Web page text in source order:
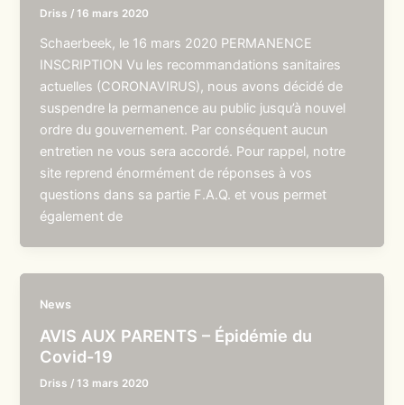
Driss /16 mars 2020
Schaerbeek, le 16 mars 2020 PERMANENCE
INSCRIPTION Vu les recommandations sanitaires
actuelles (CORONAVIRUS), nous avons décidé de
suspendre la permanence au public jusqu’à nouvel
ordre du gouvernement. Par conséquent aucun
entretien ne vous sera accordé. Pour rappel, notre
site reprend énormément de réponses à vos
questions dans sa partie F.A.Q. et vous permet
également de
News
AVIS AUX PARENTS – Épidémie du
Covid-19
Driss /13 mars 2020